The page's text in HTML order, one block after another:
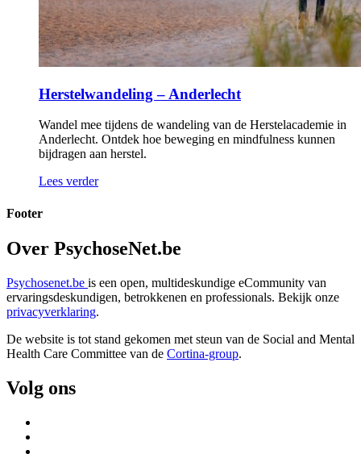
Herstelwandeling – Anderlecht
Wandel mee tijdens de wandeling van de Herstelacademie in
Anderlecht. Ontdek hoe beweging en mindfulness kunnen
bijdragen aan herstel.
Lees verder
Footer
Over PsychoseNet.be
Psychosenet.be is een open, multideskundige eCommunity van
ervaringsdeskundigen, betrokkenen en professionals. Bekijk onze
privacyverklaring.
De website is tot stand gekomen met steun van de Social and Mental
Health Care Committee van de Cortina-group.
Volg ons